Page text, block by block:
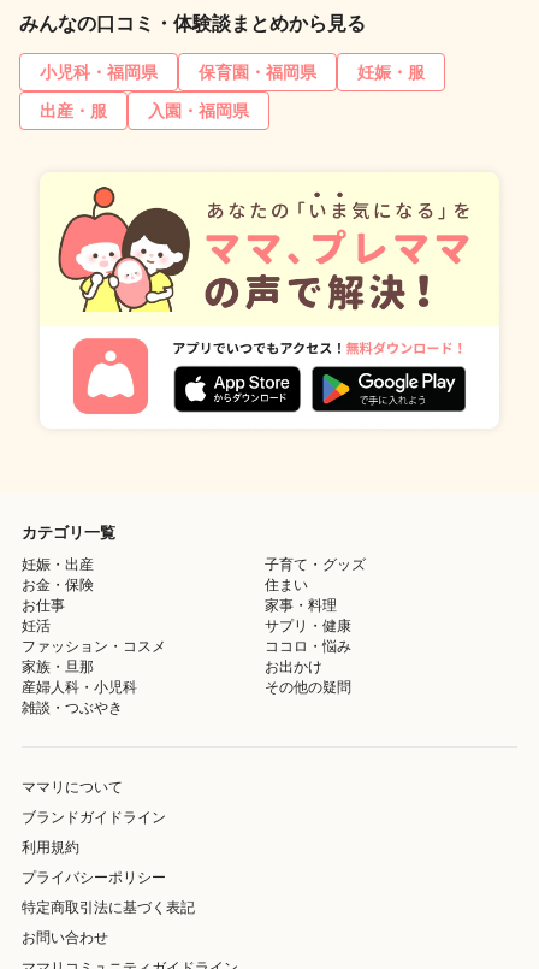
みんなの口コミ・体験談まとめから見る
小児科・福岡県 保育園・福岡県
妊娠・服
出産・服
入園・福岡県
カテゴリ一覧
妊娠・出産
子育て・グッズ
お金・保険
住まい
お仕事
家事・料理
妊活
サプリ・健康
ファッション・コスメ
ココロ・悩み
家族・旦那
お出かけ
産婦人科・小児科
その他の疑問
雑談・つぶやき
ママリについて
ブランドガイドライン
利用規約
プライバシーポリシー
特定商取引法に基づく表記
お問い合わせ